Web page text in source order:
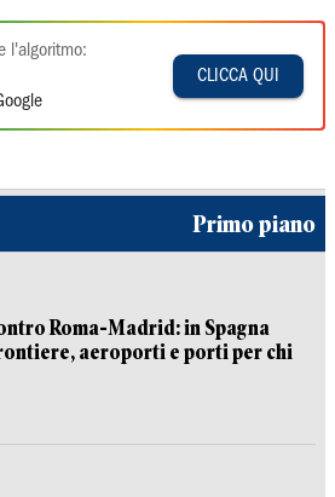
l'algoritmo:
CLICCA QUI
Primo piano
Roma-Madrid: in Spagna
aeroporti e porti per chi